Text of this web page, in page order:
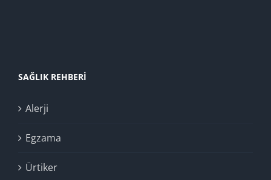
SAĞLIK REHBERI
Alerji
Egzama
Ürtiker